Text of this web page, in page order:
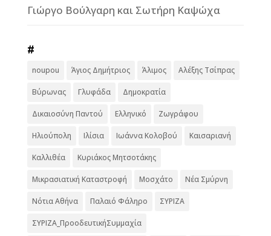
Γιώργο Βούλγαρη και Σωτήρη Καψώχα
#
noupou Άγιος Δημήτριος Άλιμος Αλέξης Τσίπρας
Βύρωνας Γλυφάδα Δημοκρατία
Δικαιοσύνη Παντού Ελληνικό Ζωγράφου
Ηλιούπολη Ιλίσια Ιωάννα Κολοβού Καισαριανή
Καλλιθέα Κυριάκος Μητσοτάκης
Μικρασιατική Καταστροφή Μοσχάτο Νέα Σμύρνη
Νότια Αθήνα Παλαιό Φάληρο ΣΥΡΙΖΑ
ΣΥΡΙΖΑ_ΠροοδευτικήΣυμμαχία